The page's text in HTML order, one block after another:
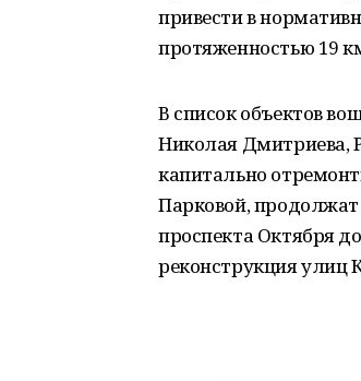
привести в
протяженностью 19
В список объектов
Николая Дмитриева,
капитально
Парковой,
проспекта Октября
реконструкция улиц